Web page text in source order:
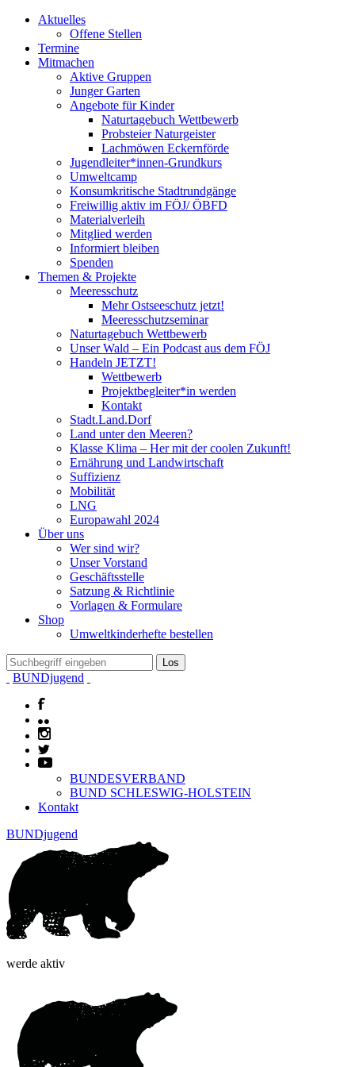
Aktuelles
Offene Stellen
Termine
Mitmachen
Aktive Gruppen
Junger Garten
Angebote für Kinder
Naturtagebuch Wettbewerb
Probsteier Naturgeister
Lachmöwen Eckernförde
Jugendleiter*innen-Grundkurs
Umweltcamp
Konsumkritische Stadtrundgänge
Freiwillig aktiv im FÖJ/ ÖBFD
Materialverleih
Mitglied werden
Informiert bleiben
Spenden
Themen & Projekte
Meeresschutz
Mehr Ostseeschutz jetzt!
Meeresschutzseminar
Naturtagebuch Wettbewerb
Unser Wald – Ein Podcast aus dem FÖJ
Handeln JETZT!
Wettbewerb
Projektbegleiter*in werden
Kontakt
Stadt.Land.Dorf
Land unter den Meeren?
Klasse Klima – Her mit der coolen Zukunft!
Ernährung und Landwirtschaft
Suffizienz
Mobilität
LNG
Europawahl 2024
Über uns
Wer sind wir?
Unser Vorstand
Geschäftsstelle
Satzung & Richtlinie
Vorlagen & Formulare
Shop
Umweltkinderhefte bestellen
BUNDjugend
BUNDESVERBAND
BUND SCHLESWIG-HOLSTEIN
Kontakt
BUNDjugend
werde aktiv